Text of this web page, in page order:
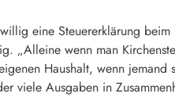
eine Steuererklärung beim
„Alleine wenn man
Haushalt, wenn jemand
viele Ausgaben in